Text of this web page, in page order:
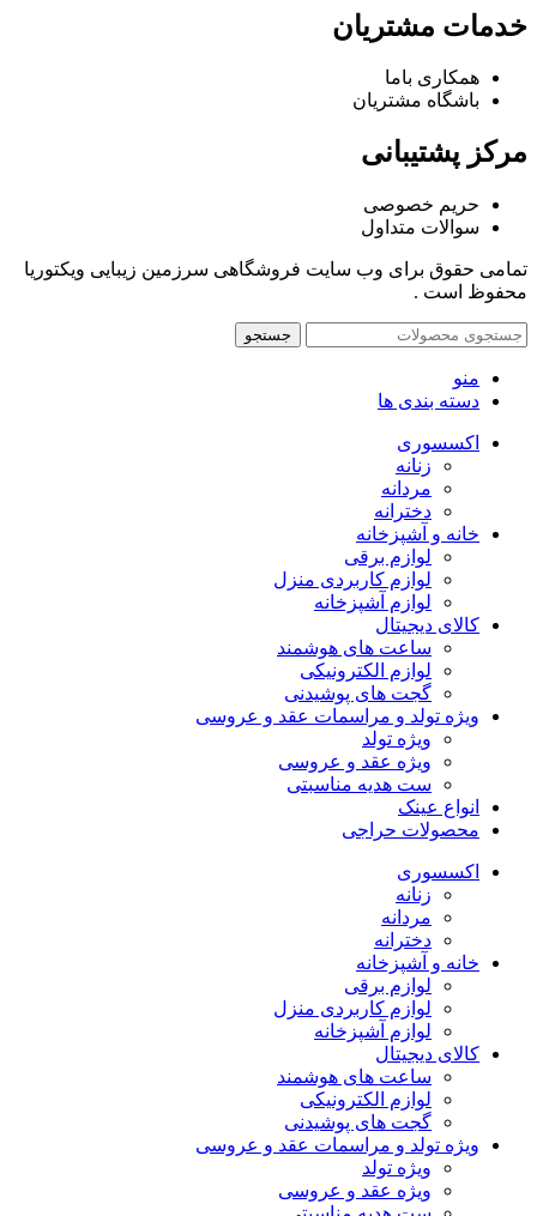
خدمات مشتریان
همکاری باما
باشگاه مشتریان
مرکز پشتیبانی
حریم خصوصی
سوالات متداول
تمامی حقوق برای وب سایت فروشگاهی سرزمین زیبایی ویکتوریا
محفوظ است .
جستجو
منو
دسته بندی ها
اکسسوری
زنانه
مردانه
دخترانه
خانه و آشپزخانه
لوازم برقی
لوازم کاربردی منزل
لوازم آشپزخانه
کالای دیجیتال
ساعت های هوشمند
لوازم الکترونیکی
گجت های پوشیدنی
ویژه تولد و مراسمات عقد و عروسی
ویژه تولد
ویژه عقد و عروسی
ست هدیه مناسبتی
انواع عینک
محصولات حراجی
اکسسوری
زنانه
مردانه
دخترانه
خانه و آشپزخانه
لوازم برقی
لوازم کاربردی منزل
لوازم آشپزخانه
کالای دیجیتال
ساعت های هوشمند
لوازم الکترونیکی
گجت های پوشیدنی
ویژه تولد و مراسمات عقد و عروسی
ویژه تولد
ویژه عقد و عروسی